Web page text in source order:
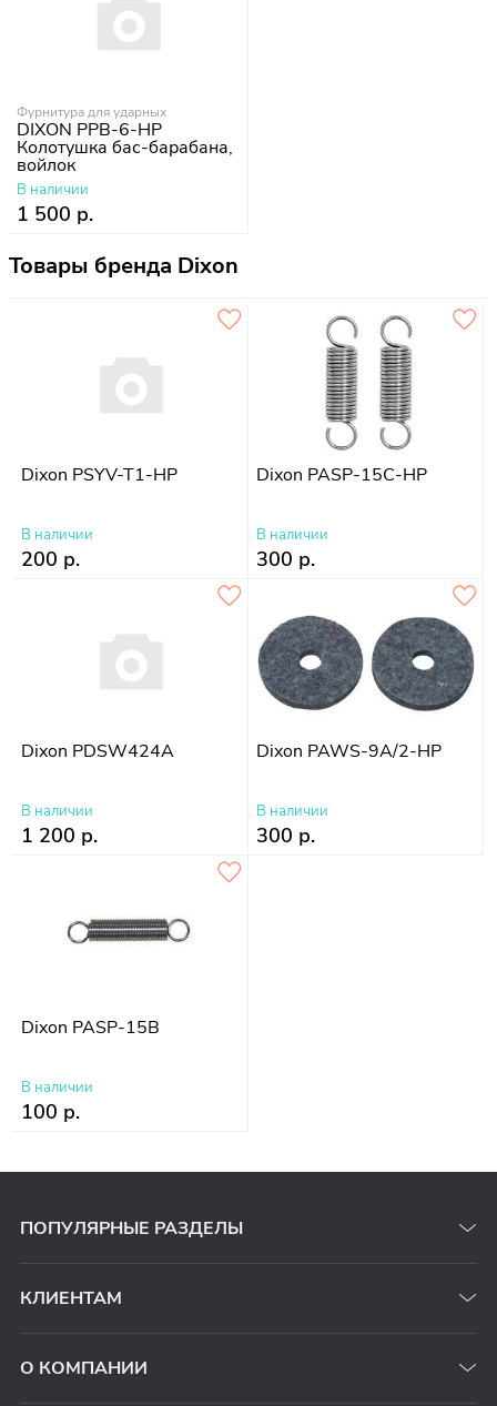
Фурнитура для ударных
DIXON PPB-6-HP
Колотушка бас-барабана,
войлок
В наличии
1 500 р.
Товары бренда Dixon
Dixon PSYV-T1-HP
В наличии
200 р.
Dixon PASP-15C-HP
В наличии
300 р.
Dixon PDSW424A
В наличии
1 200 р.
Dixon PAWS-9A/2-HP
В наличии
300 р.
Dixon PASP-15B
В наличии
100 р.
ПОПУЛЯРНЫЕ РАЗДЕЛЫ
КЛИЕНТАМ
О КОМПАНИИ